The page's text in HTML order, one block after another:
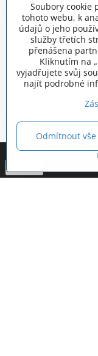
Soubory cookie
tohoto webu, k
údajů o jeho
služby třetích
přenášena
Kliknutím na
vyjadřujete svůj
najít podrobné
Odmítnout vše
Tato stránka